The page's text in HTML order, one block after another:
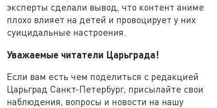
эксперты сделали вывод, что контент аниме
плохо влияет на детей и провоцирует у них
суицидальные настроения.
Уважаемые читатели Царьграда!
Если вам есть чем поделиться с редакцией
Царьград Санкт-Петербург, присылайте свои
наблюдения, вопросы и новости на нашу